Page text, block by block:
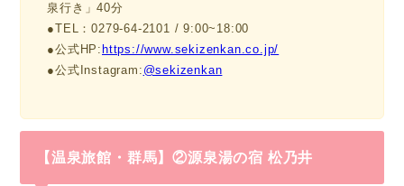
泉行き」40分
●TEL：0279-64-2101 / 9:00~18:00
●公式HP: https://www.sekizenkan.co.jp/
●公式Instagram: @sekizenkan
【温泉旅館・群馬】②源泉湯の宿 松乃井